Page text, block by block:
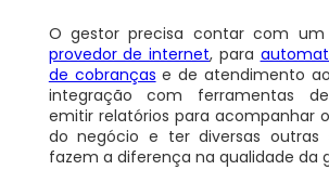
O gestor precisa contar com um
provedor de internet, para
de cobranças e de atendimento
integração com ferramentas
emitir relatórios para acompanhar
do negócio e ter diversas outras
fazem a diferença na qualidade da